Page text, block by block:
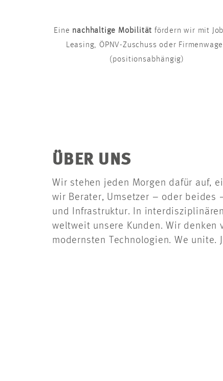
Eine nachhaltige Mobilität fördern wir mit
Leasing, ÖPNV-Zuschuss oder
(positionsabhängig)
ÜBER UNS
Wir stehen jeden Morgen dafür auf,
wir Berater, Umsetzer – oder beides
und Infrastruktur. In
weltweit unsere Kunden. Wir
modernsten Technologien. We